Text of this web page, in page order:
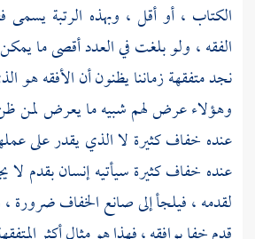
الكتاب ، أو أقل ، وبهذه الرتبة
الفقه ، ولو بلغت في العدد أقصى ما
نجد متفقهة زماننا يظنون أن الأفقه هو
وهؤلاء عرض لهم شبيه ما يعرض لمن
عنده خفاف كثيرة لا الذي يقدر على
عنده خفاف كثيرة سيأتيه إنسان بقدم
لقدمه ، فيلجأ إلى صانع الخفاف